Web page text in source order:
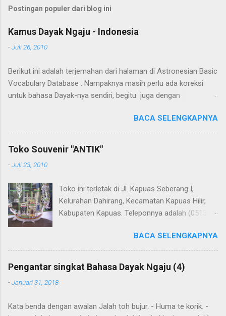
Postingan populer dari blog ini
Kamus Dayak Ngaju - Indonesia
-Juli 26, 2010
Berikut ini adalah terjemahan dari halaman di Astronesian Basic
Vocabulary Database . Nampaknya masih perlu ada koreksi
untuk bahasa Dayak-nya sendiri, begitu juga dengan
Translate . Koreksi bahasa dibantu oleh Dra. Hernawaty, M.Kes.
Untuk koreksi dari halaman ini dapat diberikan pada komentar.
Upaya penerjemahan Kamus Bahasa Dayak - Jerman sedang
Indonesia .
BACA SELENGKAPNYA
Toko Souvenir "ANTIK"
-Juli 23, 2010
Toko ini terletak di Jl. Kapuas Seberang I,
Kelurahan Dahirang, Kecamatan Kapuas Hilir,
Kabupaten Kapuas. Teleponnya adalah (0513)
Kapuas seperti perahu naga yang terbuat dari
getah nyatu (sebagaimana tampak dalam
gambar berikut ini): Perahu naga dari getah
nyatu
BACA SELENGKAPNYA
Pengantar singkat Bahasa Dayak Ngaju (4)
-Januari 31, 2018
Kata benda dengan awalan Jalah toh bujur. - Huma te korik. -